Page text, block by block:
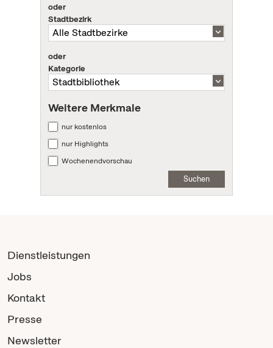
oder
Stadtbezirk
oder
Kategorie
Weitere Merkmale
nur kostenlos
nur Highlights
Wochenendvorschau
Suchen
Dienstleistungen
Jobs
Kontakt
Presse
Newsletter